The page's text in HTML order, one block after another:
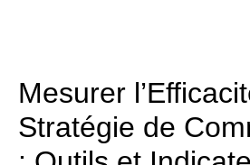
Mesurer
Stratégie de